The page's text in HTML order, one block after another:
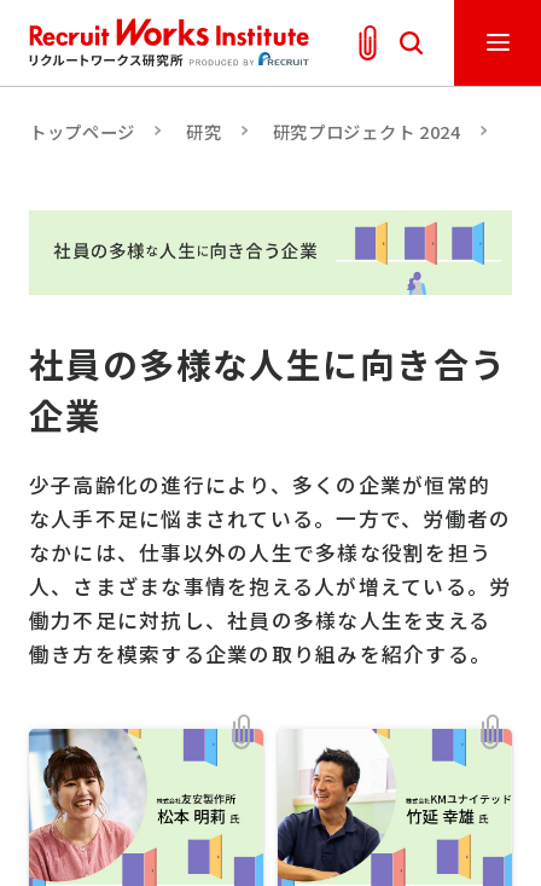
トップページ 研究 研究プロジェクト 2024
社員の多様な人生に向き合う
企業
少子高齢化の進行により、多くの企業が恒常的
な人手不足に悩まされている。一方で、労働者の
なかには、仕事以外の人生で多様な役割を担う
人、さまざまな事情を抱える人が増えている。労
働力不足に対抗し、社員の多様な人生を支える
働き方を模索する企業の取り組みを紹介する。